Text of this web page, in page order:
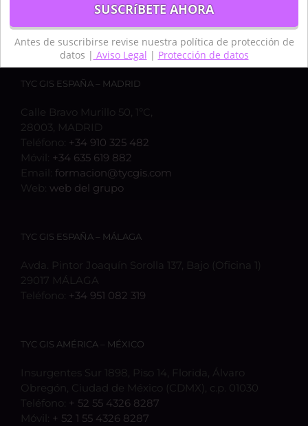
TYC GIS ESPAÑA – MADRID
Calle Bravo Murillo 50, 1ºC,
28003, MADRID
Teléfono: +34 910 325 482
Móvil: +34 635 619 882
Email: formacion@tycgis.com
Web: web del grupo
TYC GIS ESPAÑA – MÁLAGA
Avda. Pintor Joaquín Sorolla 137, Bajo (Oficina 1)
29017 MÁLAGA
Teléfono: +34 951 082 319
TYC GIS AMÉRICA – MÉXICO
Insurgentes Sur 1898, Piso 14, Florida, Álvaro
Obregón, Ciudad de México (CDMX), c.p. 01030
Teléfono: + 52 55 4326 8287
Móvil: + 52 1 55 4326 8287
Antes de suscribirse revise nuestra política de protección de
datos | Aviso Legal | Protección de datos